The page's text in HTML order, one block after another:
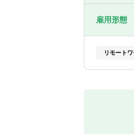
雇用形態
リモート